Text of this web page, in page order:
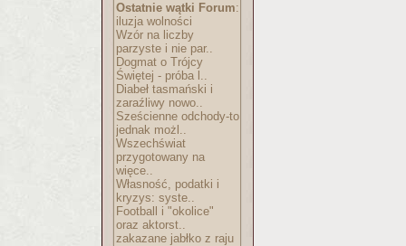
Ostatnie wątki Forum:
iluzja wolności
Wzór na liczby
parzyste i nie par..
Dogmat o Trójcy
Świętej - próba l..
Diabeł tasmański i
zaraźliwy nowo..
Sześcienne odchody-to
jednak możl..
Wszechświat
przygotowany na
więce..
Własność, podatki i
kryzys: syste..
Football i "okolice"
oraz aktorst..
zakazane jabłko z raju